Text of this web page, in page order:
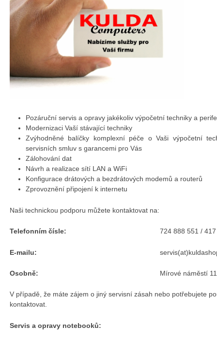
Pozáruční servis a opravy jakékoliv výpočetní techniky a
Modernizaci Vaší stávající techniky
Zvýhodněné balíčky komplexní péče o Vaši výpočetní
servisních smluv s garancemi pro Vás
Zálohování dat
Návrh a realizace sítí LAN a WiFi
Konfigurace drátových a bezdrátových modemů a routerů
Zprovoznění připojení k internetu
Naši technickou podporu můžete kontaktovat na:
Telefonním čísle:
E-mailu:
Osobně:
724 888 551 /
Mírové náměstí
V případě, že máte zájem o jiný servisní zásah nebo potřebujete
kontaktovat.
Servis a opravy notebooků: